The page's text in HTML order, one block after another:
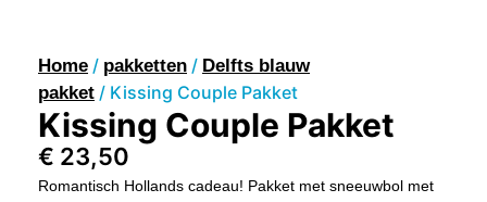
Home / pakketten / Delfts blauw
pakket / Kissing Couple Pakket
Kissing Couple Pakket
€ 23,50
Romantisch Hollands cadeau! Pakket met sneeuwbol met